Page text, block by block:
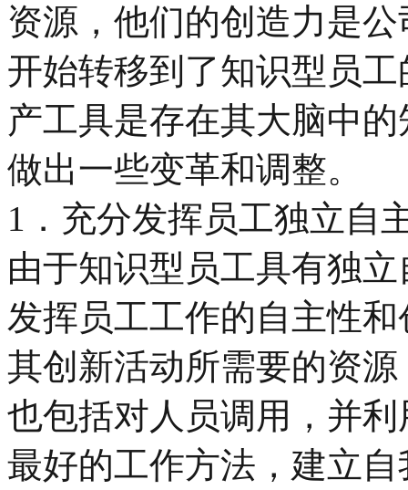
资源，他们的创造力是
开始转移到了知识型员
产工具是存在其大脑中
做出一些变革和调整。
1．充分发挥员工独立自
由于知识型员工具有独
发挥员工工作的自主性
其创新活动所需要的资
也包括对人员调用，并
最好的工作方法，建立